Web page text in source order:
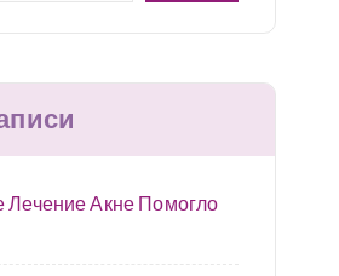
Лечение Акне Помогло